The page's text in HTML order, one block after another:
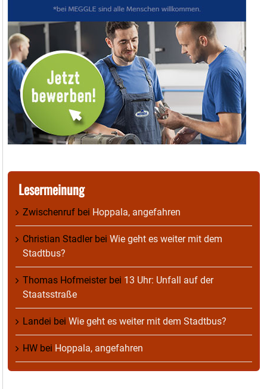
Lesermeinung
Zwischenruf bei Hoppala, angefahren
Christian Stadlerbei Wie geht es weiter mit dem
Stadtbus?
Thomas Hofmeisterbei 13 Uhr: Unfall auf der
Staatsstraße
Landei bei Wie geht es weiter mit dem Stadtbus?
HW bei Hoppala, angefahren